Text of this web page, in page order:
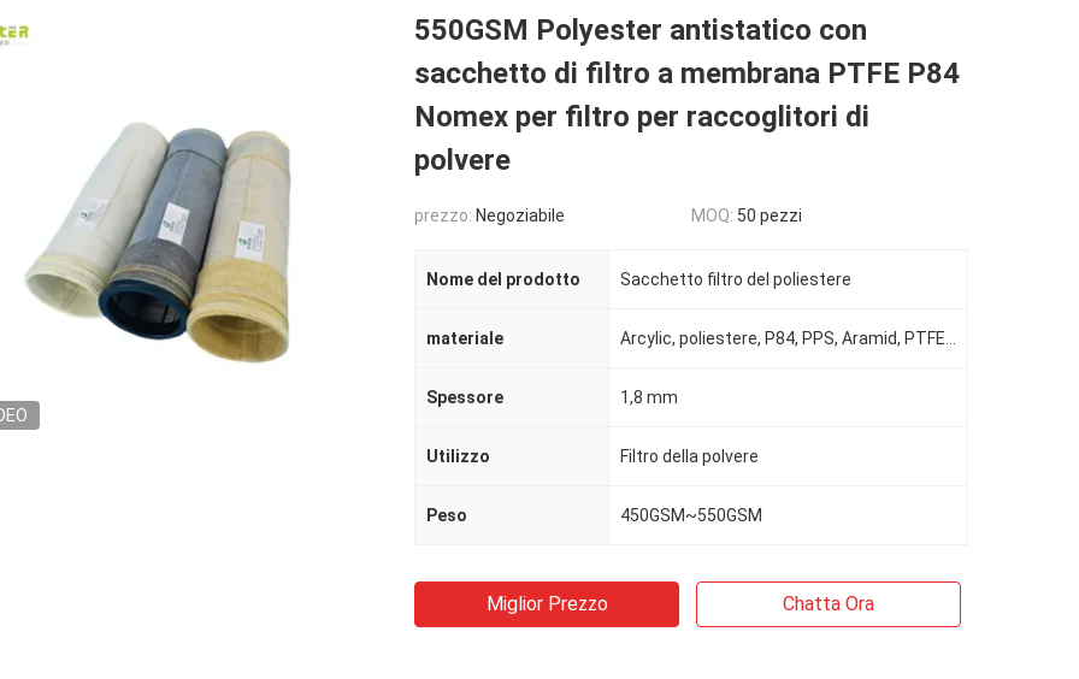
550GSM Polyester antistatico con
sacchetto di filtro a membrana PTFE P84
Nomex per filtro per raccoglitori di
polvere
prezzo: Negoziabile MOQ: 50 pezzi
Nome del prodotto Sacchetto filtro del poliestere
materiale
Spessore 1,8 mm
Utilizzo Filtro della polvere
Peso 450GSM~550GSM
Miglior Prezzo Chatta Ora